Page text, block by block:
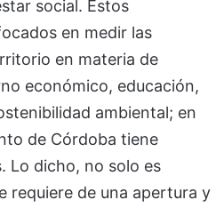
social. Estos
en medir las
en materia de
económico, educación,
ambiental; en
de Córdoba tiene
Lo dicho, no solo es
requiere de una apertura y